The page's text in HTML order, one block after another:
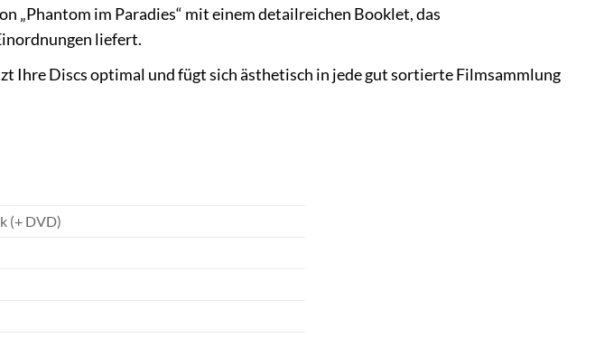
„Phantom im Paradies“ mit einem detailreichen Booklet, das
liefert.
Ihre Discs optimal und fügt sich ästhetisch in jede gut sortierte Filmsammlung
(+ DVD)